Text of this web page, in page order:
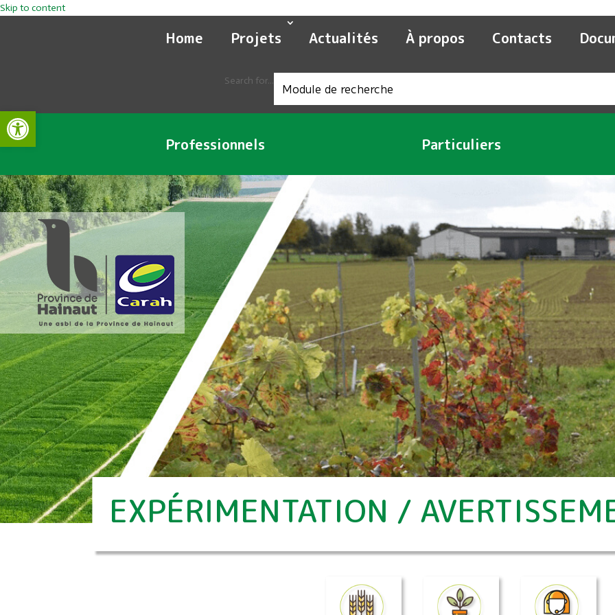
Skip to content
Ouvrir la barre d’outils
Home Projets Actualités À propos Contacts
Search for...
Professionnels Particuliers
EXPÉRIMENTATION /